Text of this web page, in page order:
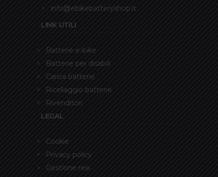
info@ebikebatteryshop.it
LINK UTILI
Batterie e-bike
Batterie per disabili
Carica batterie
Ricellaggio batterie
Rivenditori
LEGAL
Cookie
Privacy policy
Gestione resi